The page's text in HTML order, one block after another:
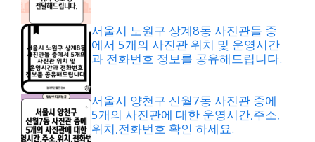
서울시 노원구 상계8동 사진관들 중
에서 5개의 사진관 위치 및 운영시간
과 전화번호 정보를 공유해드립니다.
서울시 양천구 신월7동 사진관 중에
5개의 사진관에 대한 운영시간,주소,
위치,전화번호 확인 하세요.